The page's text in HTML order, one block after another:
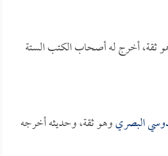
ثقة، أخرج له أصحاب الكتب الستة
البصريوهو ثقة، وحديثه أخرجه